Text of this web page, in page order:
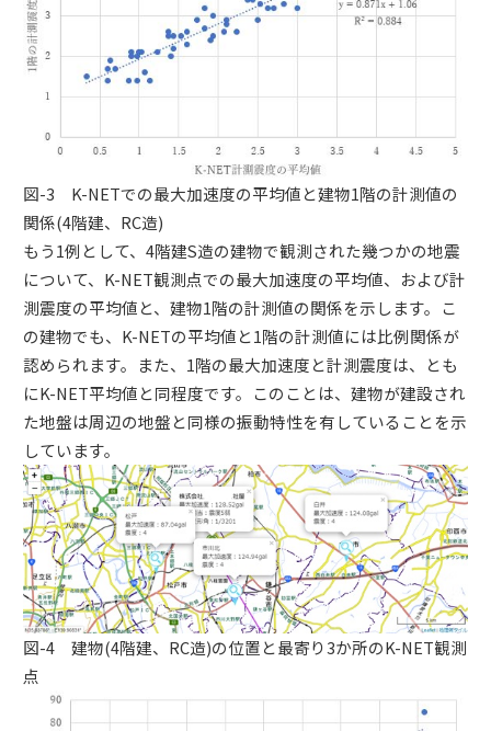
図-3 K-NETでの最大加速度の平均値と建物1階の計測値の
関係(4階建、RC造)
もう1例として、4階建S造の建物で観測された幾つかの地震
について、K-NET観測点での最大加速度の平均値、および計
測震度の平均値と、建物1階の計測値の関係を示します。こ
の建物でも、K-NETの平均値と1階の計測値には比例関係が
認められます。また、1階の最大加速度と計測震度は、とも
にK-NET平均値と同程度です。このことは、建物が建設され
た地盤は周辺の地盤と同様の振動特性を有していることを示
しています。
図-4 建物(4階建、RC造)の位置と最寄り3か所のK-NET観測
点